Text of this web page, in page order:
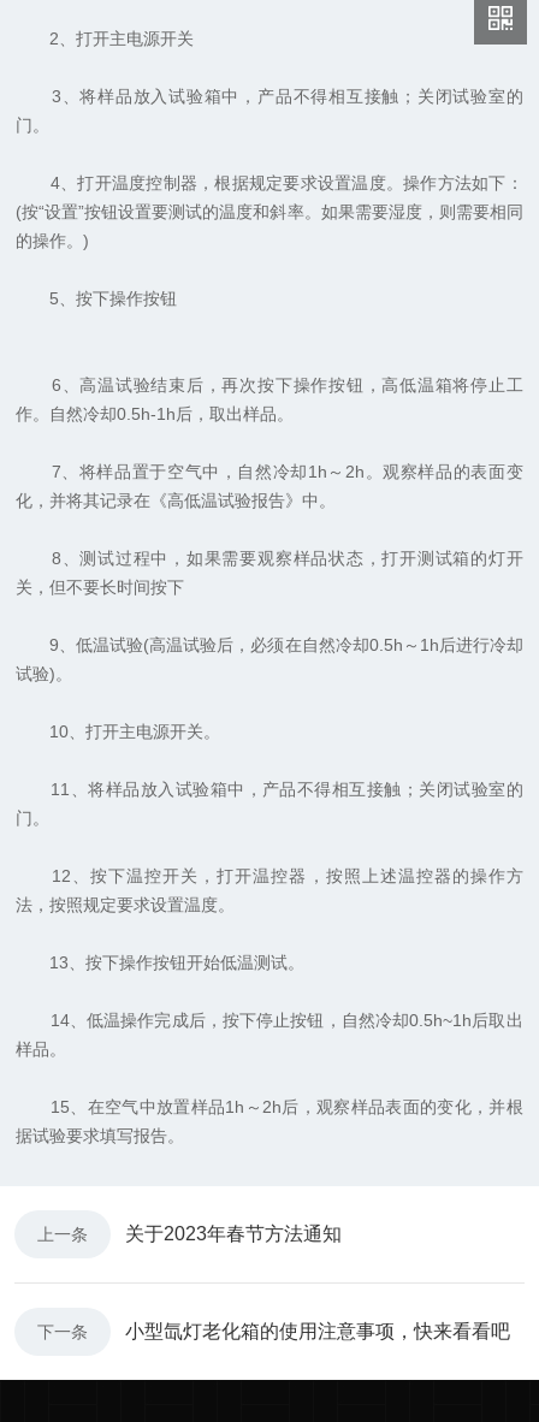
2、打开主电源开关
3、将样品放入试验箱中，产品不得相互接触；关闭试验室的
门。
4、打开温度控制器，根据规定要求设置温度。操作方法如下：
(按“设置”按钮设置要测试的温度和斜率。如果需要湿度，则需要相同
的操作。)
5、按下操作按钮
6、高温试验结束后，再次按下操作按钮，高低温箱将停止工
作。自然冷却0.5h-1h后，取出样品。
7、将样品置于空气中，自然冷却1h～2h。观察样品的表面变
化，并将其记录在《高低温试验报告》中。
8、测试过程中，如果需要观察样品状态，打开测试箱的灯开
关，但不要长时间按下
9、低温试验(高温试验后，必须在自然冷却0.5h～1h后进行冷却
试验)。
10、打开主电源开关。
11、将样品放入试验箱中，产品不得相互接触；关闭试验室的
门。
12、按下温控开关，打开温控器，按照上述温控器的操作方
法，按照规定要求设置温度。
13、按下操作按钮开始低温测试。
14、低温操作完成后，按下停止按钮，自然冷却0.5h~1h后取出
样品。
15、在空气中放置样品1h～2h后，观察样品表面的变化，并根
据试验要求填写报告。
上一条 关于2023年春节方法通知
下一条 小型氙灯老化箱的使用注意事项，快来看看吧